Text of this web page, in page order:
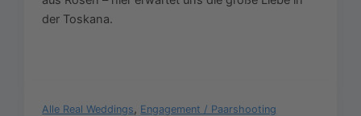
der Toskana.
Alle Real Weddings, Engagement / Paarshooting